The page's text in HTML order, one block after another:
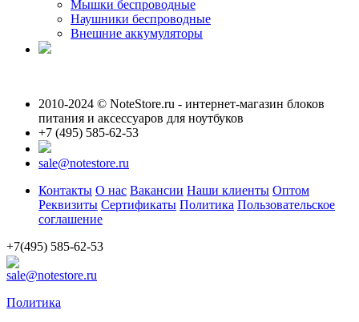
Мышки беспроводные
Наушники беспроводные
Внешние аккумуляторы
2010-2024 © NoteStore.ru - интернет-магазин блоков
питания и аксессуаров для ноутбуков
+7 (495) 585-62-53
sale@notestore.ru
Контакты О нас Вакансии Наши клиенты Оптом
Реквизиты Сертификаты Политика Пользовательское
соглашение
+7(495) 585-62-53
sale@notestore.ru
Политика